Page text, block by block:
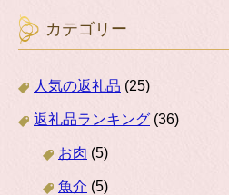
カテゴリー
人気の返礼品 (25)
返礼品ランキング (36)
お肉 (5)
魚介 (5)